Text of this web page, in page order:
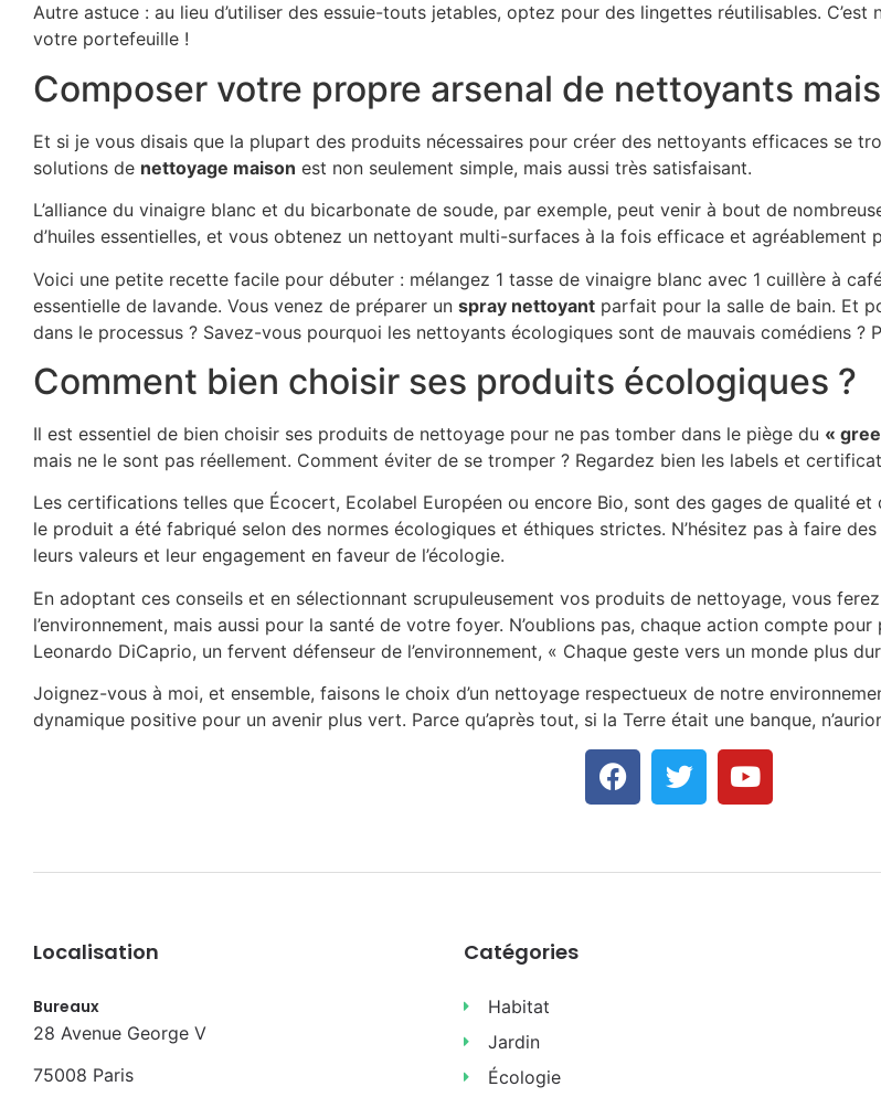
Autre astuce : au lieu d’utiliser des essuie-touts jetables, optez pour des lingettes réutilisables. C’est
votre portefeuille !
Composer votre propre arsenal de nettoyants
Et si je vous disais que la plupart des produits nécessaires pour créer des nettoyants efficaces se
solutions de nettoyage maison est non seulement simple, mais aussi très satisfaisant.
L’alliance du vinaigre blanc et du bicarbonate de soude, par exemple, peut venir à bout de
d’huiles essentielles, et vous obtenez un nettoyant multi-surfaces à la fois efficace et agréablement
Voici une petite recette facile pour débuter : mélangez 1 tasse de vinaigre blanc avec 1 cuillère à
essentielle de lavande. Vous venez de préparer un spray nettoyant parfait pour la salle de bain. Et
dans le processus ? Savez-vous pourquoi les nettoyants écologiques sont de mauvais comédiens ?
Comment bien choisir ses produits écologiques ?
Il est essentiel de bien choisir ses produits de nettoyage pour ne pas tomber dans le piège du «
mais ne le sont pas réellement. Comment éviter de se tromper ? Regardez bien les labels et
Les certifications telles que Écocert, Ecolabel Européen ou encore Bio, sont des gages de qualité et
le produit a été fabriqué selon des normes écologiques et éthiques strictes. N’hésitez pas à faire
leurs valeurs et leur engagement en faveur de l’écologie.
En adoptant ces conseils et en sélectionnant scrupuleusement vos produits de nettoyage, vous
l’environnement, mais aussi pour la santé de votre foyer. N’oublions pas, chaque action compte
Leonardo DiCaprio, un fervent défenseur de l’environnement, « Chaque geste vers un monde plus
Joignez-vous à moi, et ensemble, faisons le choix d’un nettoyage respectueux de notre
dynamique positive pour un avenir plus vert. Parce qu’après tout, si la Terre était une banque,
Localisation
Bureaux
28 Avenue George V
75008 Paris
Catégories
Habitat
Jardin
Écologie